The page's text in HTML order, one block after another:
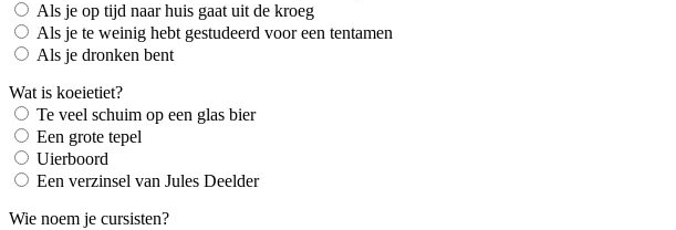
Als je op tijd naar huis gaat uit de kroeg
Als je te weinig hebt gestudeerd voor een tentamen
Als je dronken bent
Wat is koeietiet?
Te veel schuim op een glas bier
Een grote tepel
Uierboord
Een verzinsel van Jules Deelder
Wie noem je cursisten?